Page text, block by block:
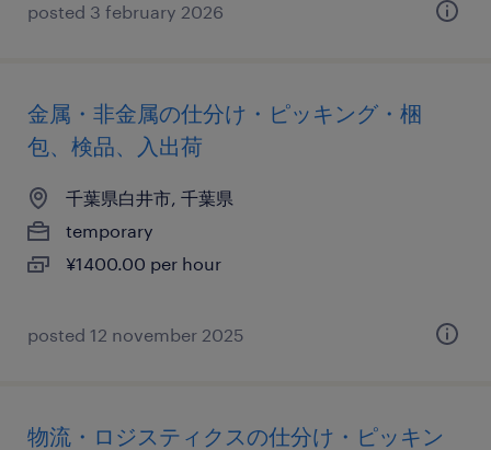
posted 3 february 2026
金属・非金属の仕分け・ピッキング・梱
包、検品、入出荷
千葉県白井市, 千葉県
temporary
¥1400.00 per hour
posted 12 november 2025
物流・ロジスティクスの仕分け・ピッキン